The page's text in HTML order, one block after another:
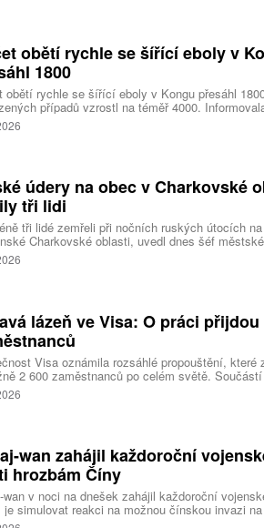
obětí rychle se šířící eboly v
1800
obětí rychle se šířící eboly v Kongu přesáhl
případů vzrostl na téměř 4000.
Reuters s odkazem na konžské úřady.
údery na obec v Charkovské
tři lidi
tři lidé zemřeli při nočních ruských útocích
Charkovské oblasti, uvedl dnes šéf
Vitalij Karabanov. Ukrajinské letectvo ráno
útočilo na Ukrajinu čtyřmi střelami a 101
lázeň ve Visa: O práci
Visa oznámila rozsáhlé propouštění, které
2 600 zaměstnanců po celém světě.
320 pracovních míst v kalifornském Foster
významné technologické centrum. Vyplývá
wan zahájil každoroční
hrozbám Číny
wan v noci na dnešek zahájil každoroční
simulovat reakci na možnou čínskou invazi
pokládá za součást svého území. Desetidenní